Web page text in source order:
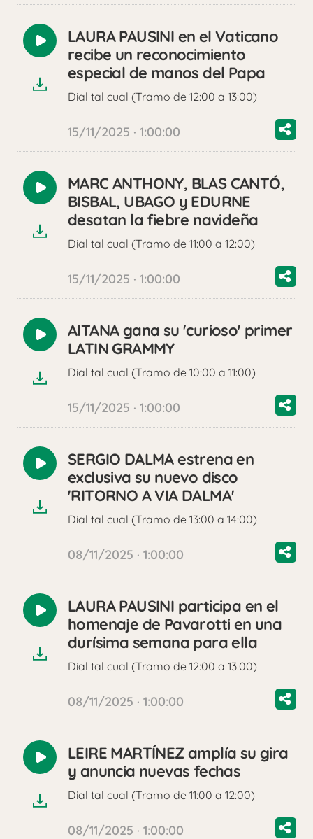
Reproducir
audio
LAURA PAUSINI en el Vaticano
recibe un reconocimiento
especial de manos del Papa
Dial tal cual (Tramo de 12:00 a 13:00)
15/11/2025 · 1:00:00
Reproducir
audio
MARC ANTHONY, BLAS CANTÓ,
BISBAL, UBAGO y EDURNE
desatan la fiebre navideña
Dial tal cual (Tramo de 11:00 a 12:00)
15/11/2025 · 1:00:00
Reproducir
audio
AITANA gana su 'curioso' primer
LATIN GRAMMY
Dial tal cual (Tramo de 10:00 a 11:00)
15/11/2025 · 1:00:00
Reproducir
audio
SERGIO DALMA estrena en
exclusiva su nuevo disco
'RITORNO A VIA DALMA'
Dial tal cual (Tramo de 13:00 a 14:00)
08/11/2025 · 1:00:00
Reproducir
audio
LAURA PAUSINI participa en el
homenaje de Pavarotti en una
durísima semana para ella
Dial tal cual (Tramo de 12:00 a 13:00)
08/11/2025 · 1:00:00
Reproducir
audio
LEIRE MARTÍNEZ amplía su gira
y anuncia nuevas fechas
Dial tal cual (Tramo de 11:00 a 12:00)
08/11/2025 · 1:00:00